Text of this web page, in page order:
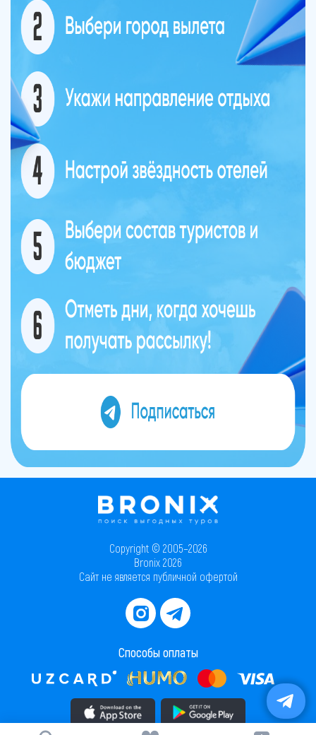
Copyright © 2005–2026
Bronix 2026
Сайт не является публичной офертой
Способы оплаты
Скачать приложение в AppStore Скачать приложение в PlayMarket